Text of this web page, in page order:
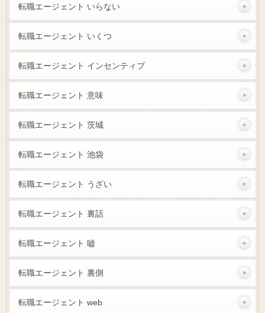
転職エージェント いらない
転職エージェント いくつ
転職エージェント インセンティブ
転職エージェント 意味
転職エージェント 茨城
転職エージェント 池袋
転職エージェント うざい
転職エージェント 裏話
転職エージェント 嘘
転職エージェント 裏側
転職エージェント web